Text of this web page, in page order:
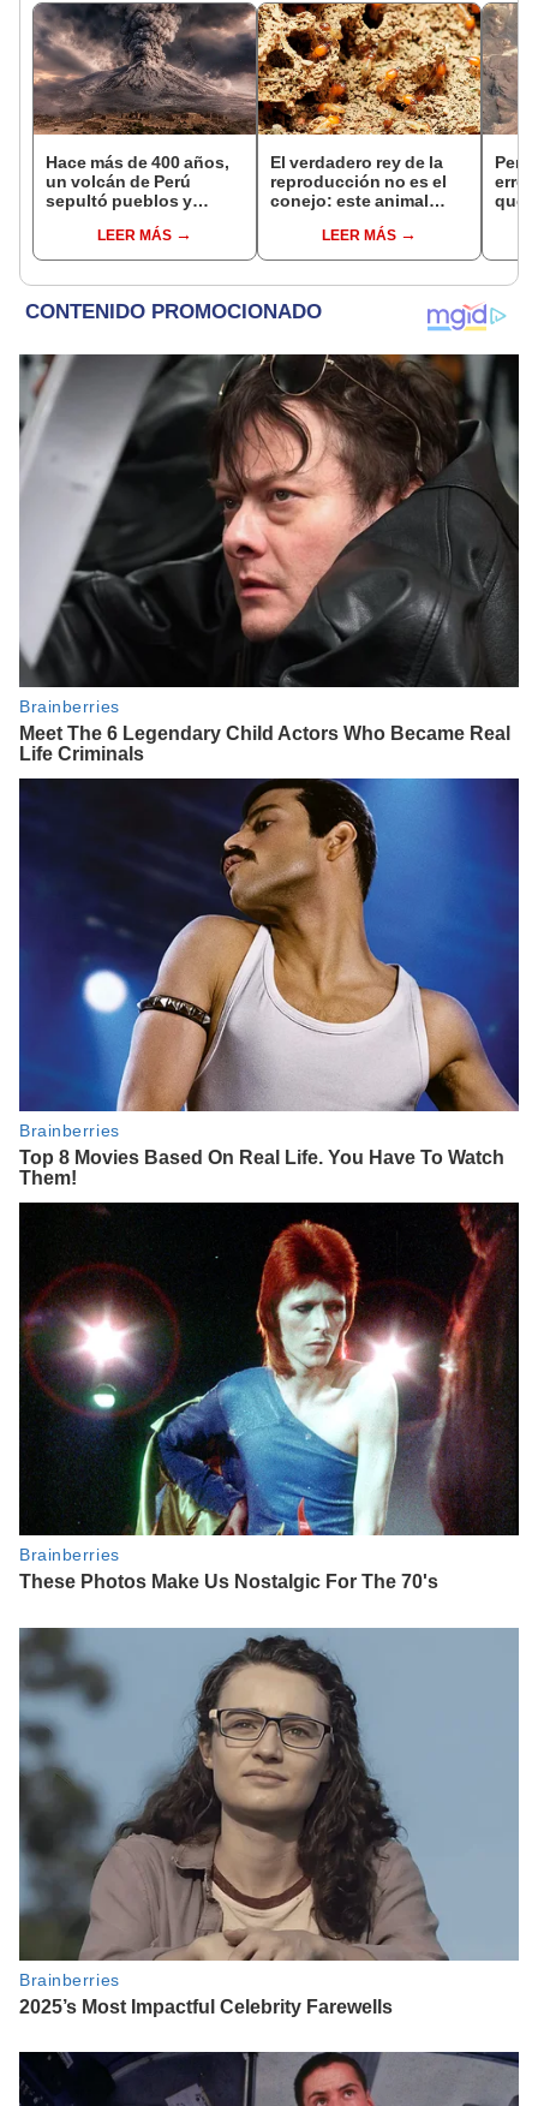
Hace más de 400 años,
un volcán de Perú
sepultó pueblos y
veranos más fríos de la
historia: sigue bajo
LEER MÁS
El verdadero rey de la
reproducción no es el
conejo: este animal
tres segundos, vive
hasta 50 años y solo no
LEER MÁS
error
que